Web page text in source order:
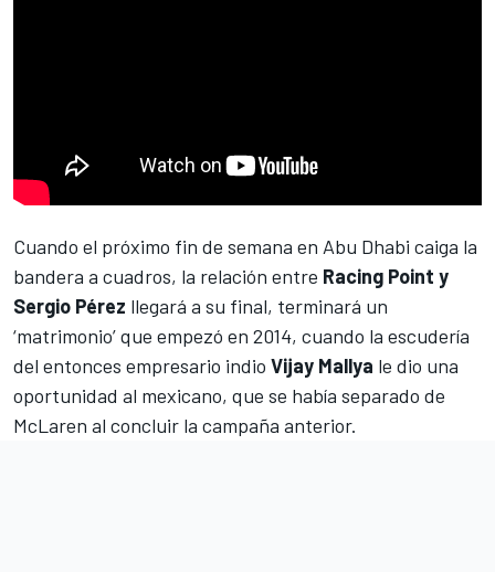
Cuando el próximo fin de semana en Abu Dhabi caiga la
bandera a cuadros, la relación entre Racing Point y
Sergio Pérez llegará a su final, terminará un
‘matrimonio’ que empezó en 2014, cuando la escudería
del entonces empresario indio Vijay Mallya le dio una
oportunidad al mexicano, que se había separado de
McLaren al concluir la campaña anterior.